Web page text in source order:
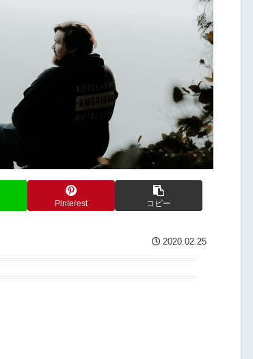
Pinterest コピー
2020.02.25